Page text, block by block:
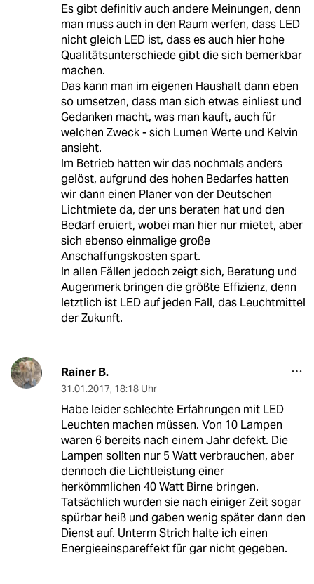
Es gibt definitiv auch andere Meinungen, denn
man muss auch in den Raum werfen, dass LED
nicht gleich LED ist, dass es auch hier hohe
Qualitätsunterschiede gibt die sich bemerkbar
machen.
Das kann man im eigenen Haushalt dann eben
so umsetzen, dass man sich etwas einliest und
Gedanken macht, was man kauft, auch für
welchen Zweck - sich Lumen Werte und Kelvin
ansieht.
Im Betrieb hatten wir das nochmals anders
gelöst, aufgrund des hohen Bedarfes hatten
wir dann einen Planer von der Deutschen
Lichtmiete da, der uns beraten hat und den
Bedarf eruiert, wobei man hier nur mietet, aber
sich ebenso einmalige große
Anschaffungskosten spart.
In allen Fällen jedoch zeigt sich, Beratung und
Augenmerk bringen die größte Effizienz, denn
letztlich ist LED auf jeden Fall, das Leuchtmittel
der Zukunft.
Rainer B.
31.01.2017, 18:18 Uhr
Habe leider schlechte Erfahrungen mit LED
Leuchten machen müssen. Von 10 Lampen
waren 6 bereits nach einem Jahr defekt. Die
Lampen sollten nur 5 Watt verbrauchen, aber
dennoch die Lichtleistung einer
herkömmlichen 40 Watt Birne bringen.
Tatsächlich wurden sie nach einiger Zeit sogar
spürbar heiß und gaben wenig später dann den
Dienst auf. Unterm Strich halte ich einen
Energieeinspareffekt für gar nicht gegeben.